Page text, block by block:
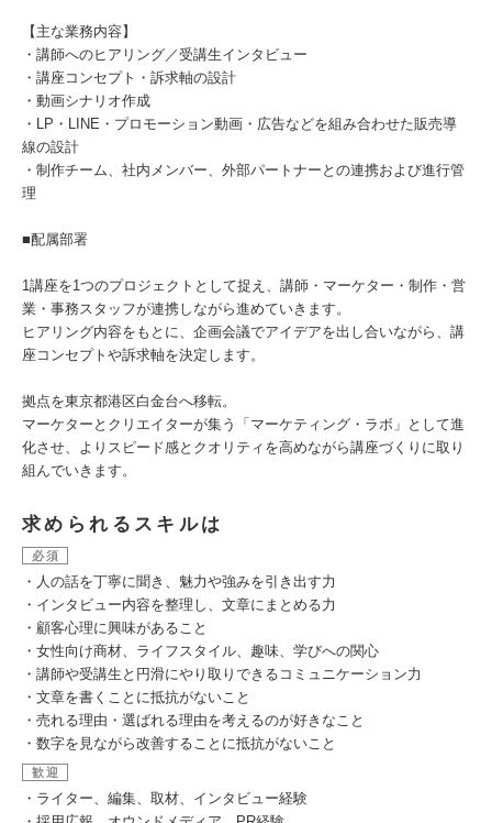
【主な業務内容】
・講師へのヒアリング／受講生インタビュー
・講座コンセプト・訴求軸の設計
・動画シナリオ作成
・LP・LINE・プロモーション動画・広告などを組み合わせた販売導
線の設計
・制作チーム、社内メンバー、外部パートナーとの連携および進行管
理
■配属部署
1講座を1つのプロジェクトとして捉え、講師・マーケター・制作・営
業・事務スタッフが連携しながら進めていきます。
ヒアリング内容をもとに、企画会議でアイデアを出し合いながら、講
座コンセプトや訴求軸を決定します。
拠点を東京都港区白金台へ移転。
マーケターとクリエイターが集う「マーケティング・ラボ」として進
化させ、よりスピード感とクオリティを高めながら講座づくりに取り
組んでいきます。
求められるスキルは
必須
・人の話を丁寧に聞き、魅力や強みを引き出す力
・インタビュー内容を整理し、文章にまとめる力
・顧客心理に興味があること
・女性向け商材、ライフスタイル、趣味、学びへの関心
・講師や受講生と円滑にやり取りできるコミュニケーション力
・文章を書くことに抵抗がないこと
・売れる理由・選ばれる理由を考えるのが好きなこと
・数字を見ながら改善することに抵抗がないこと
歓迎
・ライター、編集、取材、インタビュー経験